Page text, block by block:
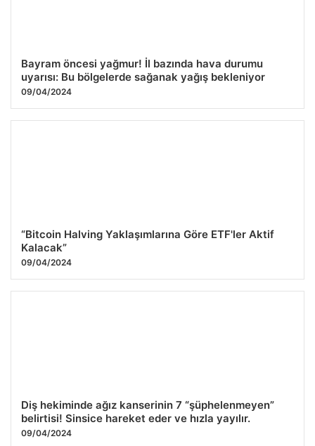
Bayram öncesi yağmur! İl bazında hava durumu
uyarısı: Bu bölgelerde sağanak yağış bekleniyor
09/04/2024
“Bitcoin Halving Yaklaşımlarına Göre ETF'ler Aktif
Kalacak”
09/04/2024
Diş hekiminde ağız kanserinin 7 “şüphelenmeyen”
belirtisi! Sinsice hareket eder ve hızla yayılır.
09/04/2024